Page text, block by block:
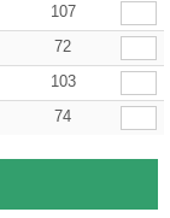
107
72
103
74